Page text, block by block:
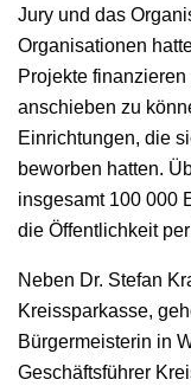
Jury und das
Organisationen
Projekte
anschieben zu
Einrichtungen, die
beworben hatten.
insgesamt 100 000
die Öffentlichkeit
Neben Dr. Stefan
Kreissparkasse,
Bürgermeisterin in
Geschäftsführer